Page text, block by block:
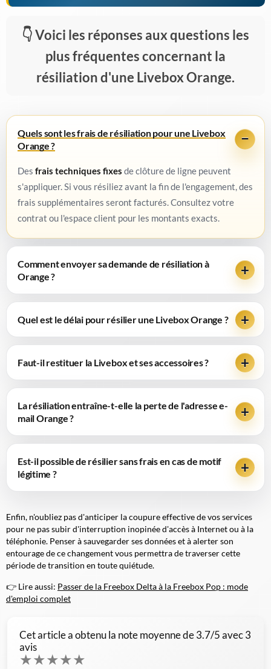
Voici les réponses aux questions les
plus fréquentes concernant la
résiliation d'une Livebox Orange.
Quels sont les frais de résiliation pour une Livebox
Orange ?
Des frais techniques fixes de clôture de ligne peuvent
s'appliquer. Si vous résiliez avant la fin de l'engagement, des
frais supplémentaires seront facturés. Consultez votre
contrat ou l'espace client pour les montants exacts.
Comment envoyer sa demande de résiliation à
Orange ?
Quel est le délai pour résilier une Livebox Orange ?
Faut-il restituer la Livebox et ses accessoires ?
La résiliation entraîne-t-elle la perte de l'adresse e-
mail Orange ?
Est-il possible de résilier sans frais en cas de motif
légitime ?
Enfin, n'oubliez pas d'anticiper la coupure effective de vos services
pour ne pas subir d'interruption inopinée d'accès à Internet ou à la
téléphonie. Penser à sauvegarder ses données et à alerter son
entourage de ce changement vous permettra de traverser cette
période de transition en toute quiétude.
👉 Lire aussi: Passer de la Freebox Delta à la Freebox Pop : mode
d'emploi complet
Cet article a obtenu la note moyenne de3.7/5 avec3
avis
★★★★★